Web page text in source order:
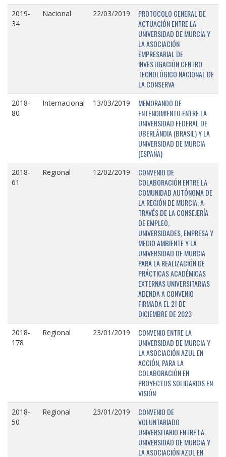
2019-
34
Nacional 22/03/2019
PROTOCOLO GENERAL DE
ACTUACIÓN ENTRE LA
UNIVERSIDAD DE MURCIA Y
LA ASOCIACIÓN
EMPRESARIAL DE
INVESTIGACIÓN CENTRO
TECNOLÓGICO NACIONAL DE
LA CONSERVA
2018-
80
Internacional 13/03/2019
MEMORANDO DE
ENTENDIMIENTO ENTRE LA
UNIVERSIDAD FEDERAL DE
UBERLÂNDIA (BRASIL) Y LA
UNIVERSIDAD DE MURCIA
(ESPAÑA)
2018-
61
Regional 12/02/2019
CONVENIO DE
COLABORACIÓN ENTRE LA
COMUNIDAD AUTÓNOMA DE
LA REGIÓN DE MURCIA, A
TRAVÉS DE LA CONSEJERÍA
DE EMPLEO,
UNIVERSIDADES, EMPRESA Y
MEDIO AMBIENTE Y LA
UNIVERSIDAD DE MURCIA
PARA LA REALIZACIÓN DE
PRÁCTICAS ACADÉMICAS
EXTERNAS UNIVERSITARIAS
ADENDA A CONVENIO
FIRMADA EL 21 DE
DICIEMBRE DE 2023
2018-
178
Regional 23/01/2019
CONVENIO ENTRE LA
UNIVERSIDAD DE MURCIA Y
LA ASOCIACIÓN AZUL EN
ACCIÓN, PARA LA
COLABORACIÓN EN
PROYECTOS SOLIDARIOS EN
VISIÓN
2018-
50
Regional 23/01/2019
CONVENIO DE
VOLUNTARIADO
UNIVERSITARIO ENTRE LA
UNIVERSIDAD DE MURCIA Y
LA ASOCIACIÓN AZUL EN